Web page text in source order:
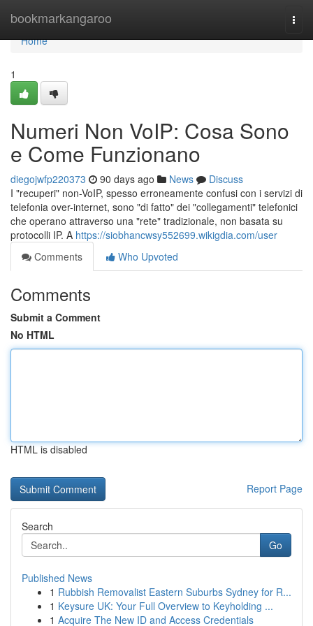
bookmarkangaroo
Home
Home
1
Numeri Non VoIP: Cosa Sono
e Come Funzionano
diegojwfp220373 90 days ago News
Discuss
I "recuperi" non-VoIP, spesso erroneamente confusi con i servizi di
telefonia over-internet, sono "di fatto" dei "collegamenti" telefonici
che operano attraverso una "rete" tradizionale, non basata su
protocolli IP. A https://siobhancwsy552699.wikigdia.com/user
Comments
Who Upvoted
Comments
Submit a Comment
No HTML
HTML is disabled
Report Page
Search
Go
Published News
1 Rubbish Removalist Eastern Suburbs Sydney for R...
1 Keysure UK: Your Full Overview to Keyholding ...
1 Acquire The New ID and Access Credentials